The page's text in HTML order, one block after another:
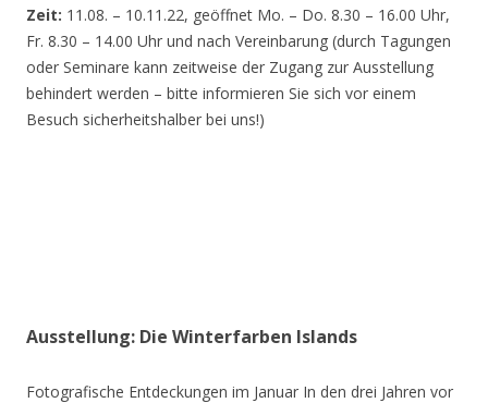
Zeit: 11.08. – 10.11.22, geöffnet Mo. – Do. 8.30 – 16.00 Uhr,
Fr. 8.30 – 14.00 Uhr und nach Vereinbarung (durch Tagungen
oder Seminare kann zeitweise der Zugang zur Ausstellung
behindert werden – bitte informieren Sie sich vor einem
Besuch sicherheitshalber bei uns!)
Ausstellung: Die Winterfarben Islands
Fotografische Entdeckungen im Januar In den drei Jahren vor